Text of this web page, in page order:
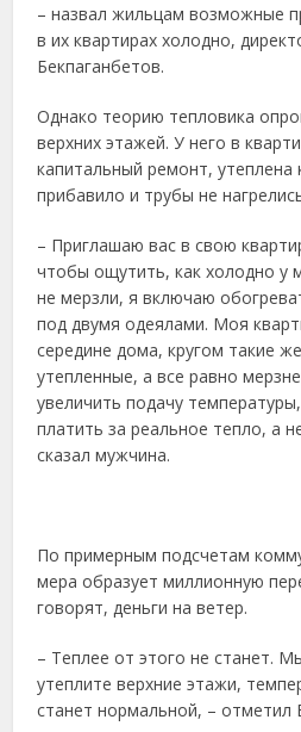
– назвал жильцам возможные
в их квартирах холодно,
Бекпаганбетов.
Однако теорию тепловика
верхних этажей. У него в
капитальный ремонт,
прибавило и трубы не
– Приглашаю вас в свою
чтобы ощутить, как холодно у
не мерзли, я включаю
под двумя одеялами. Моя
середине дома, кругом такие
утепленные, а все равно
увеличить подачу
платить за реальное тепло, а
сказал мужчина.
По примерным подсчетам
мера образует миллионную
говорят, деньги на ветер.
– Теплее от этого не станет.
утеплите верхние этажи,
станет нормальной, – отметил